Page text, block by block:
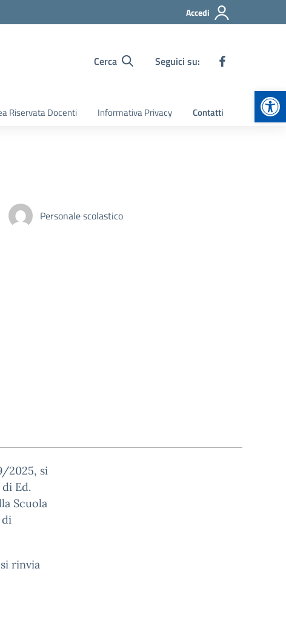
Accedi
Cerca Seguici su:
Riservata Docenti Informativa Privacy Contatti
Personale scolastico
2025, si
Ed.
Scuola
di
rinvia